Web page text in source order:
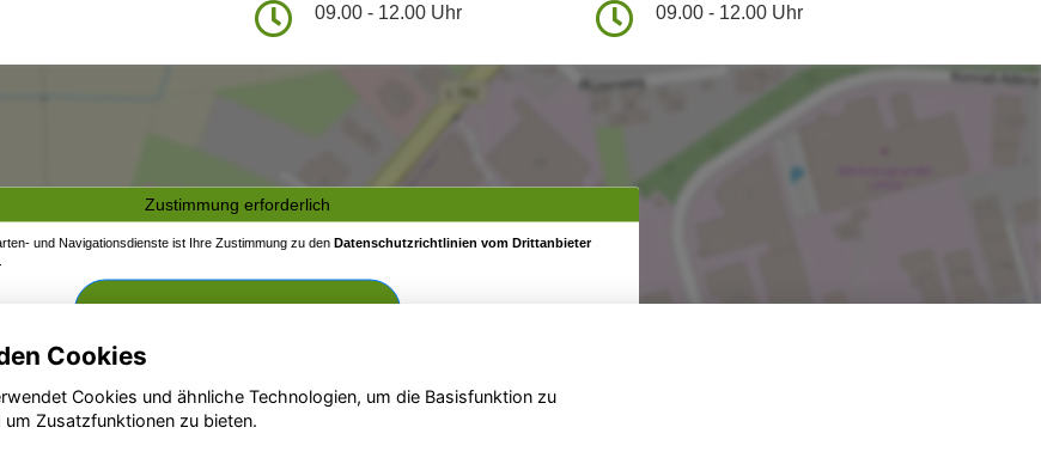
09.00 - 12.00 Uhr 09.00 - 12.00 Uhr
Zustimmung erforderlich
und Navigationsdienste ist Ihre Zustimmung zu den Datenschutzrichtlinien vom Drittanbieter
Zustimmen und aktivieren
Cookies
Cookies und ähnliche Technologien, um die Basisfunktion zu
Zusatzfunktionen zu bieten.